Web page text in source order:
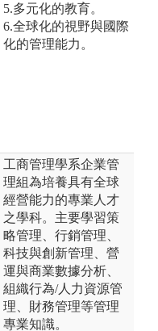
5.多元化的教育。
6.全球化的視野與國際
化的管理能力。
工商管理學系企業管
理組為培養具有全球
經營能力的專業人才
之學科。主要學習策
略管理、行銷管理、
科技與創新管理、營
運與商業數據分析、
組織行為/人力資源管
理、財務管理等管理
專業知識。